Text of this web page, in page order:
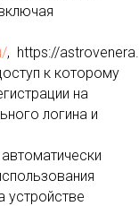
, https://
к которому
на
логина и
устройстве